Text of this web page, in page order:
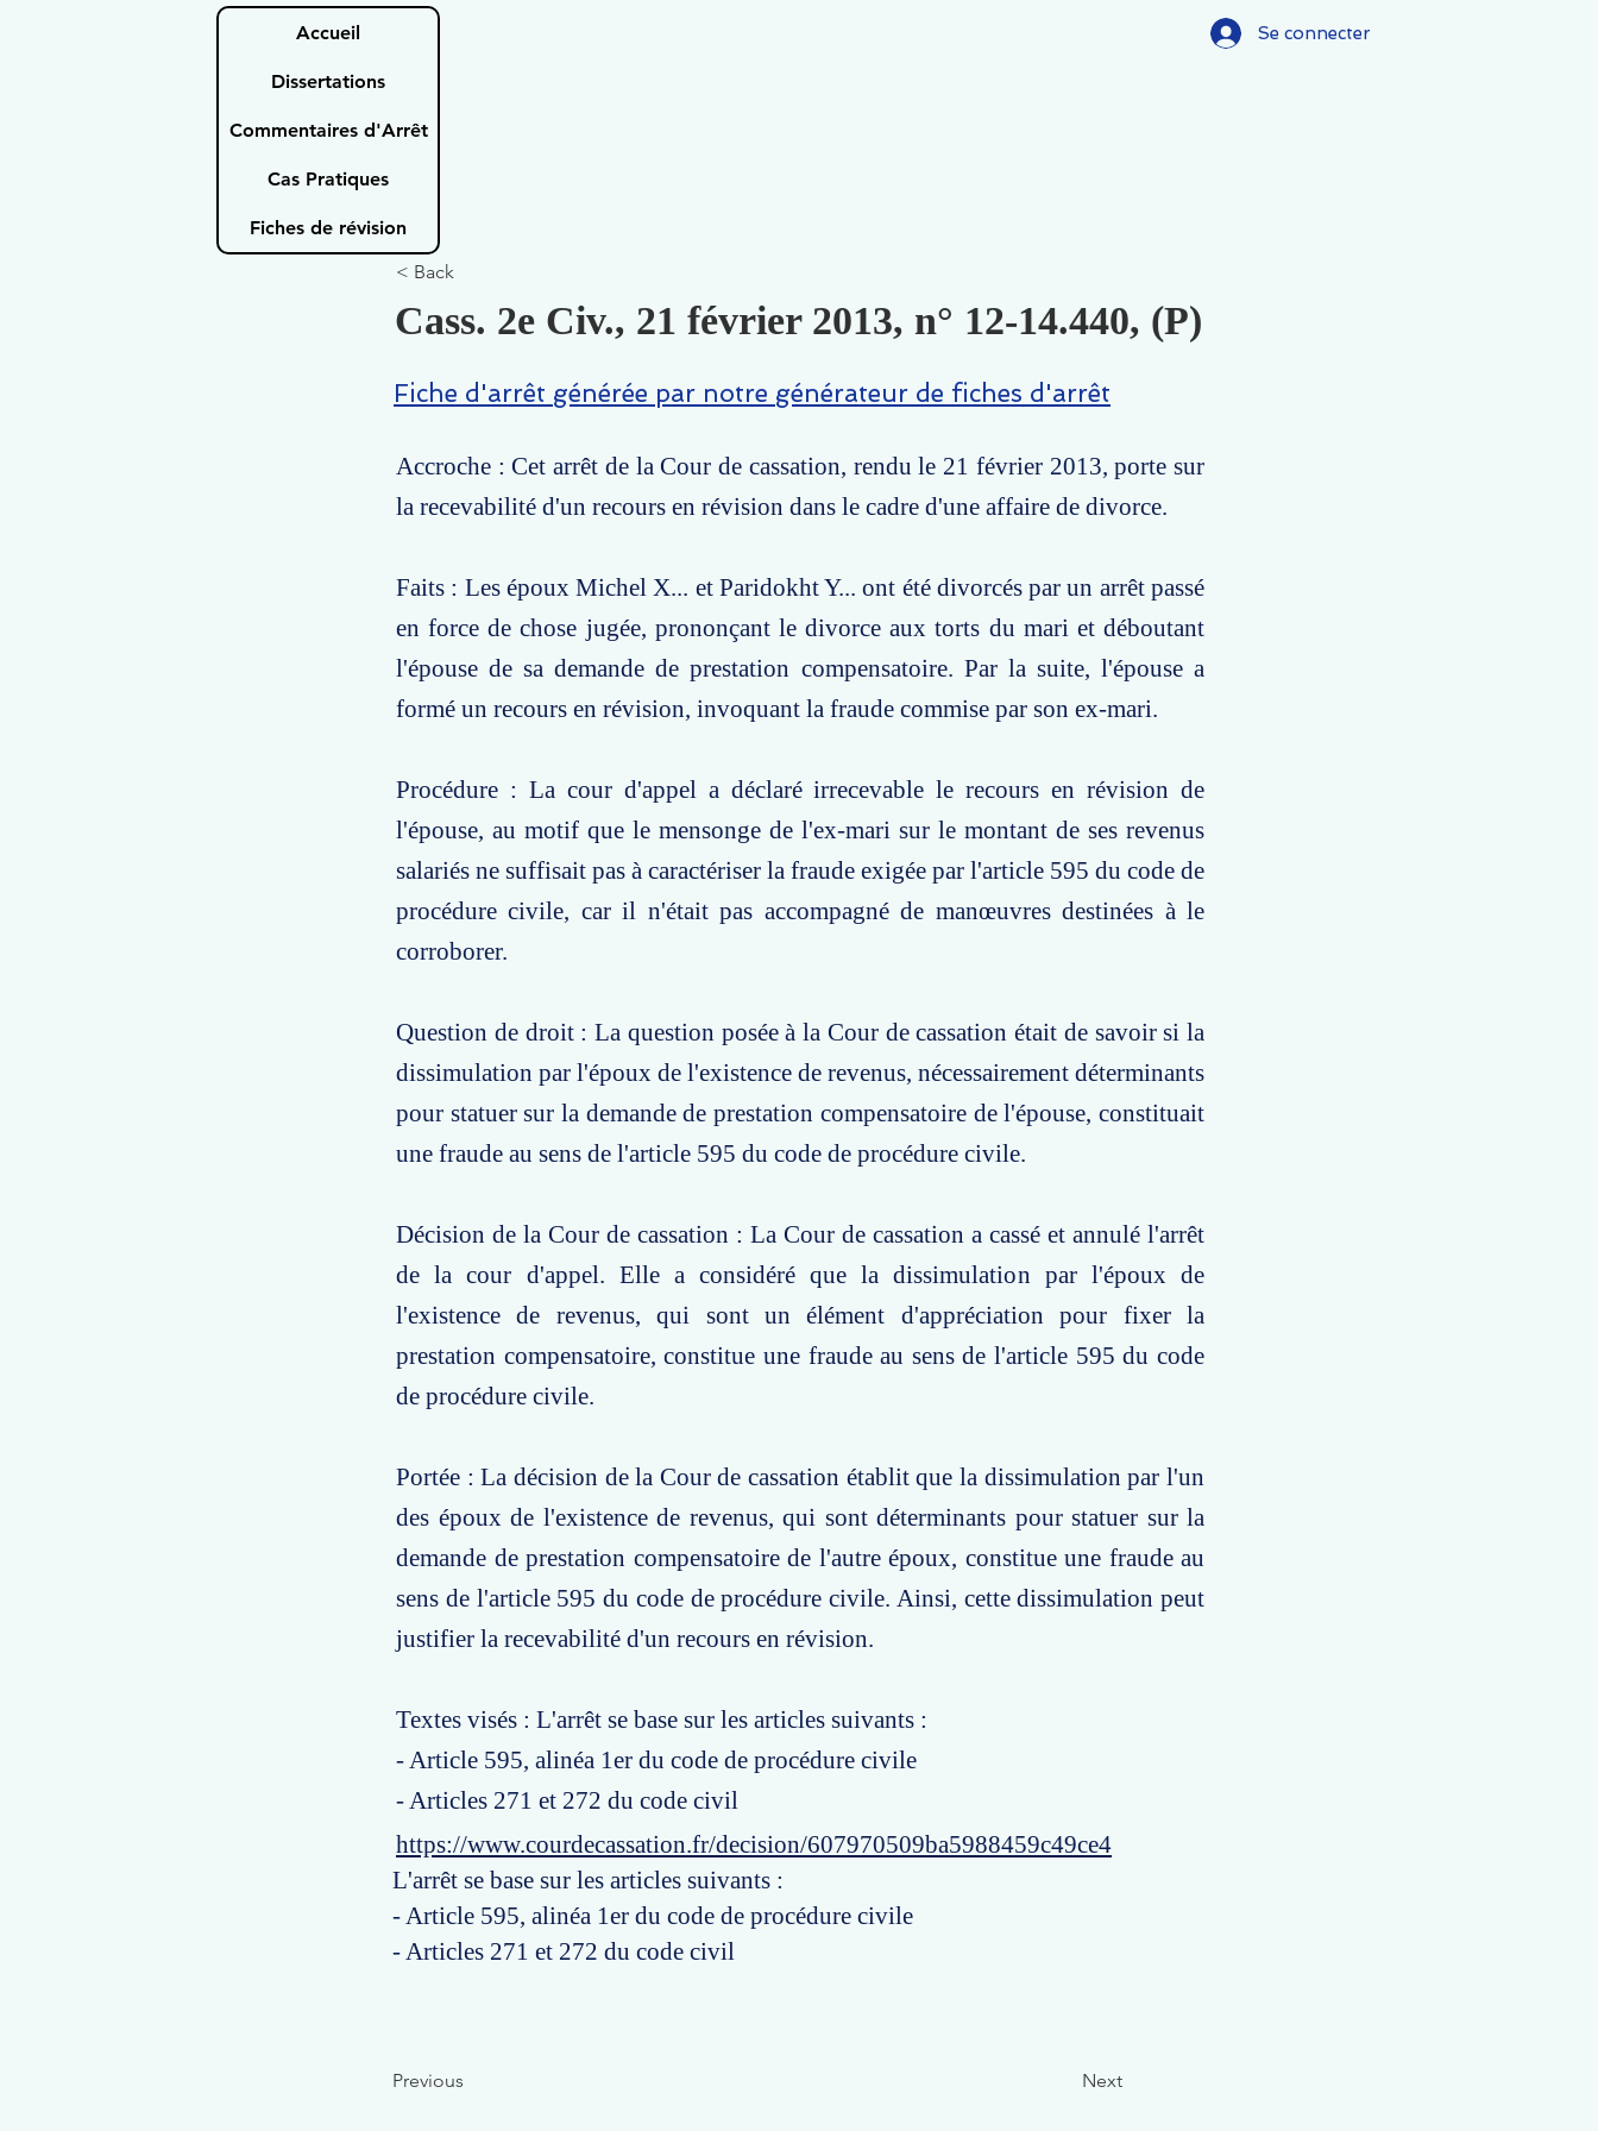
Accueil
Dissertations
Commentaires d'Arrêt
Cas Pratiques
Fiches de révision
Se connecter
< Back
Cass. 2e Civ., 21 février 2013, n° 12-14.440, (P)
Fiche d'arrêt générée par notre générateur de fiches d'arrêt
Accroche : Cet arrêt de la Cour de cassation, rendu le 21 février 2013, porte sur
la recevabilité d'un recours en révision dans le cadre d'une affaire de divorce.
Faits : Les époux Michel X... et Paridokht Y... ont été divorcés par un arrêt passé
en force de chose jugée, prononçant le divorce aux torts du mari et déboutant
l'épouse de sa demande de prestation compensatoire. Par la suite, l'épouse a
formé un recours en révision, invoquant la fraude commise par son ex-mari.
Procédure : La cour d'appel a déclaré irrecevable le recours en révision de
l'épouse, au motif que le mensonge de l'ex-mari sur le montant de ses revenus
salariés ne suffisait pas à caractériser la fraude exigée par l'article 595 du code de
procédure civile, car il n'était pas accompagné de manœuvres destinées à le
corroborer.
Question de droit : La question posée à la Cour de cassation était de savoir si la
dissimulation par l'époux de l'existence de revenus, nécessairement déterminants
pour statuer sur la demande de prestation compensatoire de l'épouse, constituait
une fraude au sens de l'article 595 du code de procédure civile.
Décision de la Cour de cassation : La Cour de cassation a cassé et annulé l'arrêt
de la cour d'appel. Elle a considéré que la dissimulation par l'époux de
l'existence de revenus, qui sont un élément d'appréciation pour fixer la
prestation compensatoire, constitue une fraude au sens de l'article 595 du code
de procédure civile.
Portée : La décision de la Cour de cassation établit que la dissimulation par l'un
des époux de l'existence de revenus, qui sont déterminants pour statuer sur la
demande de prestation compensatoire de l'autre époux, constitue une fraude au
sens de l'article 595 du code de procédure civile. Ainsi, cette dissimulation peut
justifier la recevabilité d'un recours en révision.
Textes visés : L'arrêt se base sur les articles suivants :
- Article 595, alinéa 1er du code de procédure civile
- Articles 271 et 272 du code civil
https://www.courdecassation.fr/decision/607970509ba5988459c49ce4
L'arrêt se base sur les articles suivants :
- Article 595, alinéa 1er du code de procédure civile
- Articles 271 et 272 du code civil
Previous Next